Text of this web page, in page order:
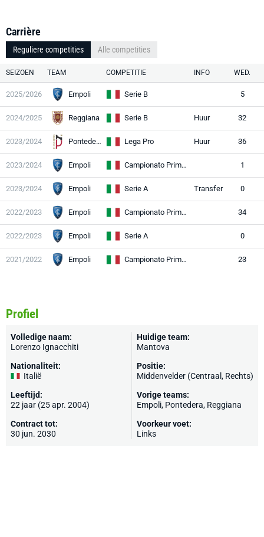
Carrière
Reguliere competities Alle competities
SEIZOEN TEAM COMPETITIE INFO WED.
2025/2026 Empoli Serie B 5
2024/2025 Reggiana Serie B Huur 32
2023/2024 Pontedera Lega Pro Huur 36
2023/2024 Empoli Campionato Primavera 1 1
2023/2024 Empoli Serie A Transfer 0
2022/2023 Empoli Campionato Primavera 1 34
2022/2023 Empoli Serie A 0
2021/2022 Empoli Campionato Primavera 1 23
Profiel
Volledige naam:
Lorenzo Ignacchiti
Nationaliteit:
Italië
Leeftijd:
22 jaar (25 apr. 2004)
Contract tot:
30 jun. 2030
Huidige team:
Mantova
Positie:
Middenvelder (Centraal, Rechts)
Vorige teams:
Empoli, Pontedera, Reggiana
Voorkeur voet:
Links